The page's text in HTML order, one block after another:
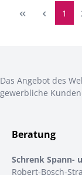
1
Das Angebot des
gewerbliche
Beratung
Schrenk Spann-
Robert-Bosch-